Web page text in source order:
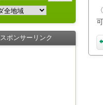
スポンサーリンク